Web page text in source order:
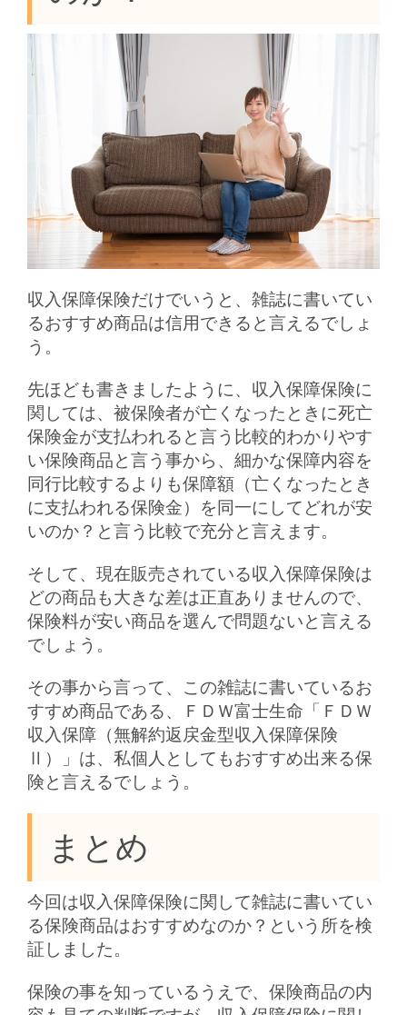
収入保障保険だけでいうと、雑誌に書いてい
るおすすめ商品は信用できると言えるでしょ
う。
先ほども書きましたように、収入保障保険に
関しては、被保険者が亡くなったときに死亡
保険金が支払われると言う比較的わかりやす
い保険商品と言う事から、細かな保障内容を
同行比較するよりも保障額（亡くなったとき
に支払われる保険金）を同一にしてどれが安
いのか？と言う比較で充分と言えます。
そして、現在販売されている収入保障保険は
どの商品も大きな差は正直ありませんので、
保険料が安い商品を選んで問題ないと言える
でしょう。
その事から言って、この雑誌に書いているお
すすめ商品である、ＦＤＷ富士生命「ＦＤＷ
収入保障（無解約返戻金型収入保障保険
Ⅱ）」は、私個人としてもおすすめ出来る保
険と言えるでしょう。
まとめ
今回は収入保障保険に関して雑誌に書いてい
る保険商品はおすすめなのか？という所を検
証しました。
保険の事を知っているうえで、保険商品の内